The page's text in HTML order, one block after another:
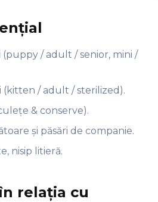
(puppy / adult / senior, mini /
(kitten / adult / sterilized).
& conserve).
și păsări de companie.
nisip litieră.
relația cu